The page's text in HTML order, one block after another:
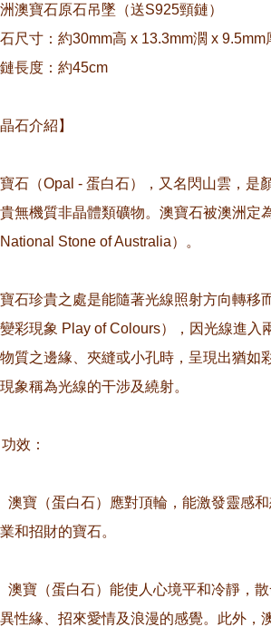
澳寶石原石吊墜（送S925頸鏈）
尺寸：約30mm高 x 13.3mm濶 x 9.5mm
長度：約45cm
晶石介紹】
石（Opal - 蛋白石），又名閃山雲，是
無機質非晶體類礦物。澳寶石被澳洲定
National Stone of Australia）。
石珍貴之處是能隨著光線照射方向轉移
變彩現象 Play of Colours），因光線進入
質之邊緣、夾縫或小孔時，呈現出猶如
象稱為光線的干涉及繞射。
效：
澳寶（蛋白石）應對頂輪，能激發靈感
和招財的寶石。
澳寶（蛋白石）能使人心境平和冷靜，
性緣、招來愛情及浪漫的感覺。此外，